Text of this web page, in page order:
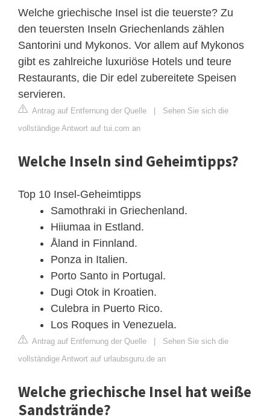
Welche griechische Insel ist die teuerste? Zu
den teuersten Inseln Griechenlands zählen
Santorini und Mykonos. Vor allem auf Mykonos
gibt es zahlreiche luxuriöse Hotels und teure
Restaurants, die Dir edel zubereitete Speisen
servieren.
Antrag auf Entfernung der Quelle | Sehen Sie sich die
vollständige Antwort auf tui.com an
Welche Inseln sind Geheimtipps?
Top 10 Insel-Geheimtipps
Samothraki in Griechenland.
Hiiumaa in Estland.
Åland in Finnland.
Ponza in Italien.
Porto Santo in Portugal.
Dugi Otok in Kroatien.
Culebra in Puerto Rico.
Los Roques in Venezuela.
Antrag auf Entfernung der Quelle | Sehen Sie sich die
vollständige Antwort auf urlaubsguru.de an
Welche griechische Insel hat weiße
Sandstrände?